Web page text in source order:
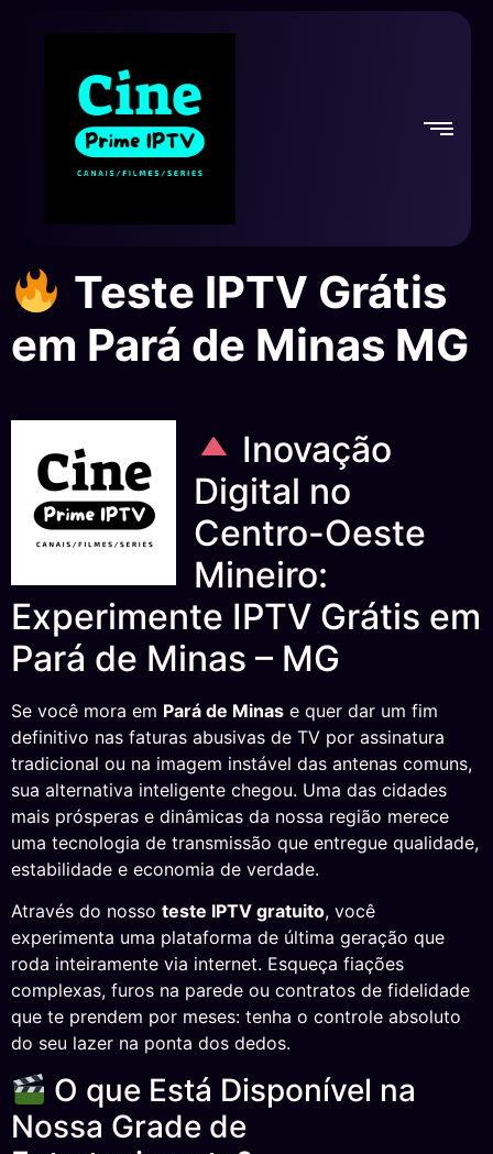
Teste IPTV Grátis
em Pará de Minas MG
Inovação
Digital no
Centro-Oeste
Mineiro:
Experimente IPTV Grátis em
Pará de Minas – MG
Se você mora em Pará de Minas e quer dar um fim
definitivo nas faturas abusivas de TV por assinatura
tradicional ou na imagem instável das antenas comuns,
sua alternativa inteligente chegou. Uma das cidades
mais prósperas e dinâmicas da nossa região merece
uma tecnologia de transmissão que entregue qualidade,
estabilidade e economia de verdade.
Através do nosso teste IPTV gratuito, você
experimenta uma plataforma de última geração que
roda inteiramente via internet. Esqueça fiações
complexas, furos na parede ou contratos de fidelidade
que te prendem por meses: tenha o controle absoluto
do seu lazer na ponta dos dedos.
O que Está Disponível na
Nossa Grade de